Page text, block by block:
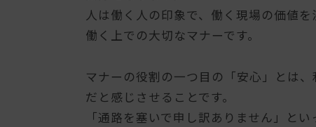
人は働く人の印象で、働く現場の価値
働く上での大切なマナーです。
マナーの役割の一つ目の「安心」とは
だと感じさせることです。
「通路を塞いで申し訳ありません」と